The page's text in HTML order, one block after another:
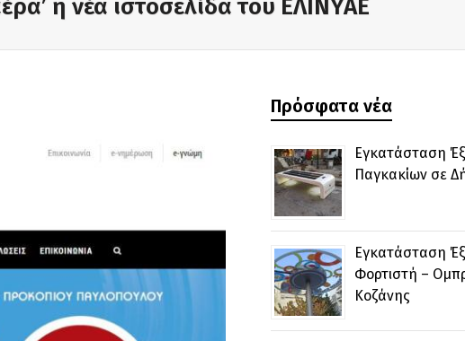
η νέα ιστοσελίδα του ΕΛΙΝΥΑΕ
Πρόσφατα νέα
Εγκατάσταση
Παγκακίων σε
Εγκατάσταση
Φορτιστή –
Κοζάνης